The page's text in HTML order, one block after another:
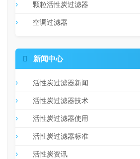
颗粒活性炭过滤器
空调过滤器
 新闻中心
活性炭过滤器新闻
活性炭过滤器技术
活性炭过滤器使用
活性炭过滤器标准
活性炭资讯